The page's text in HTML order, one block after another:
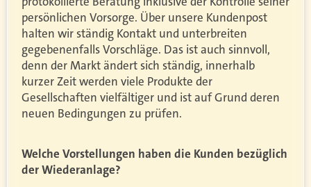
persönlichen Vorsorge. Über unsere Kundenpost
halten wir ständig Kontakt und unterbreiten
gegebenenfalls Vorschläge. Das ist auch sinnvoll,
denn der Markt ändert sich ständig, innerhalb
kurzer Zeit werden viele Produkte der
Gesellschaften vielfältiger und ist auf Grund deren
neuen Bedingungen zu prüfen.
Welche Vorstellungen haben die Kunden bezüglich
der Wiederanlage?